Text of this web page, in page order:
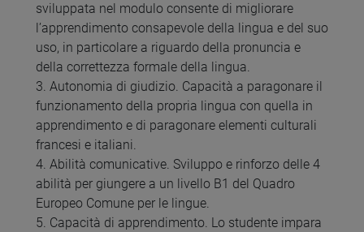
sviluppata nel modulo consente di migliorare
l’apprendimento consapevole della lingua e del suo
uso, in particolare a riguardo della pronuncia e
della correttezza formale della lingua.
3. Autonomia di giudizio. Capacità a paragonare il
funzionamento della propria lingua con quella in
apprendimento e di paragonare elementi culturali
francesi e italiani.
4. Abilità comunicative. Sviluppo e rinforzo delle 4
abilità per giungere a un livello B1 del Quadro
Europeo Comune per le lingue.
5. Capacità di apprendimento. Lo studente impara